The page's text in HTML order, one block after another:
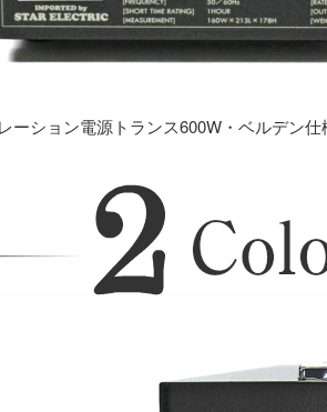
ーション電源トランス600W・ベルデン仕